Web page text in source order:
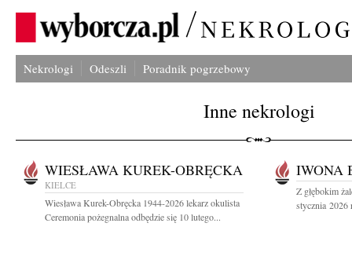
Nekrologi Odeszli Poradnik pogrzebowy
Inne nekrologi
WIESŁAWA KUREK-OBRĘCKA
KIELCE
Wiesława Kurek-Obręcka 1944-2026 lekarz okulista
Ceremonia pożegnalna odbędzie się 10 lutego...
IWONA
Z głębokim
stycznia 2026